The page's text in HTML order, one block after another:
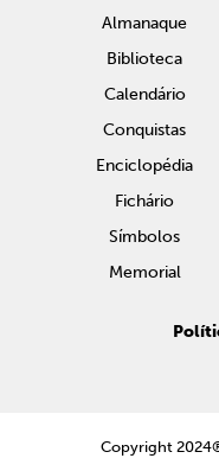
Almanaque
Biblioteca
Calendário
Conquistas
Enciclopédia
Fichário
Símbolos
Memorial
Copyright